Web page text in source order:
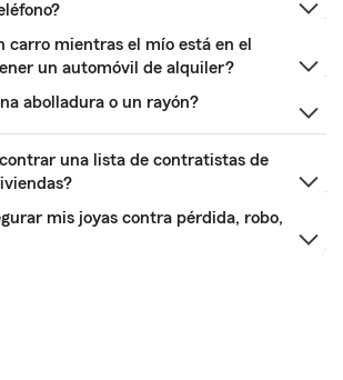
carro mientras el mío está en el
un automóvil de alquiler?
abolladura o un rayón?
una lista de contratistas de
mis joyas contra pérdida, robo,